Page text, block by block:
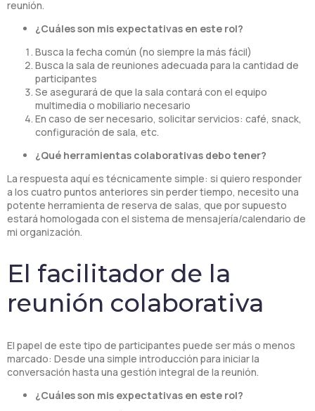
reunión.
¿Cuáles son mis expectativas en este rol?
Busca la fecha común (no siempre la más fácil)
Busca la sala de reuniones adecuada para la cantidad de
participantes
Se asegurará de que la sala contará con el equipo
multimedia o mobiliario necesario
En caso de ser necesario, solicitar servicios: café, snack,
configuración de sala, etc.
¿Qué herramientas colaborativas debo tener?
La respuesta aquí es técnicamente simple: si quiero responder
a los cuatro puntos anteriores sin perder tiempo, necesito una
potente herramienta de reserva de salas, que por supuesto
estará homologada con el sistema de mensajería/calendario de
mi organización.
El facilitador de la
reunión colaborativa
El papel de este tipo de participantes puede ser más o menos
marcado: Desde una simple introducción para iniciar la
conversación hasta una gestión integral de la reunión.
¿Cuáles son mis expectativas en este rol?